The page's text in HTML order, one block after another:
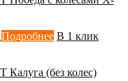
Подробнее В 1 клик
Калуга (без колес)